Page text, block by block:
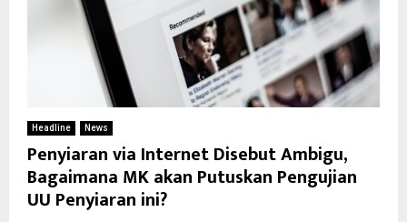
Headline News
Penyiaran via Internet Disebut Ambigu,
Bagaimana MK akan Putuskan Pengujian
UU Penyiaran ini?